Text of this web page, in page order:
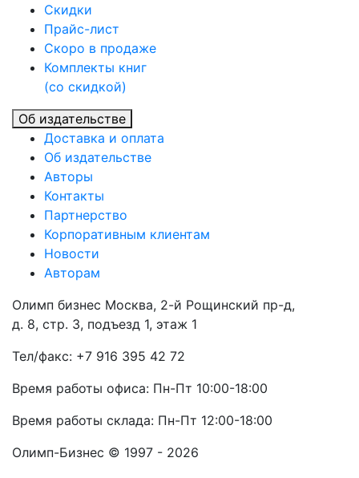
Скидки
Прайc-лист
Скоро в продаже
Комплекты книг
(со скидкой)
Об издательстве
Доставка и оплата
Об издательстве
Авторы
Контакты
Партнерство
Корпоративным клиентам
Новости
Авторам
Олимп бизнес Москва, 2-й Рощинский пр-д,
д. 8, стр. 3, подъезд 1, этаж 1
Тел/факс: +7 916 395 42 72
Время работы офиса: Пн-Пт 10:00-18:00
Время работы склада: Пн-Пт 12:00-18:00
Олимп-Бизнес © 1997 - 2026